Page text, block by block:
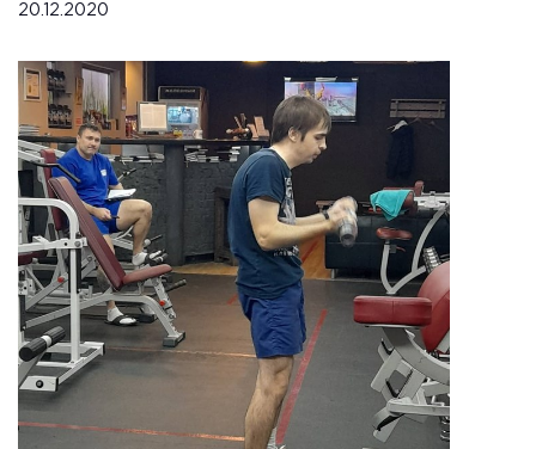
20.12.2020